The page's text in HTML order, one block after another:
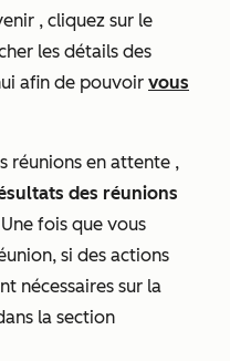
, cliquez sur le
les détails des
afin de pouvoir vous
réunions en attente ,
des réunions
fois que vous
si des actions
nécessaires sur la
la section